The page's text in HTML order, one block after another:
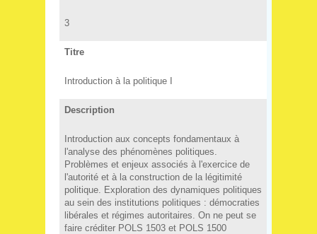
3
Titre
Introduction à la politique I
Description
Introduction aux concepts fondamentaux à
l'analyse des phénomènes politiques.
Problèmes et enjeux associés à l'exercice de
l'autorité et à la construction de la légitimité
politique. Exploration des dynamiques politiques
au sein des institutions politiques : démocraties
libérales et régimes autoritaires. On ne peut se
faire créditer POLS 1503 et POLS 1500